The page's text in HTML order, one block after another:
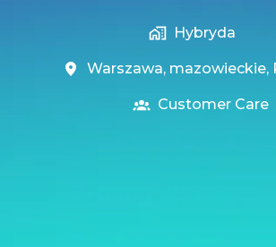
Hybryda
Warszawa, mazowieckie,
Customer Care